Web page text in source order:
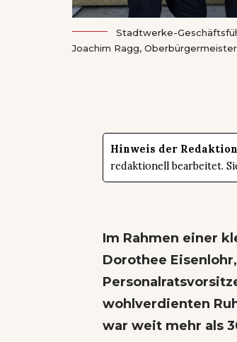
Stadtwerke-
Joachim Ragg,
Hinweis der
redaktionell bearbeitet.
Im Rahmen einer
Dorothee
wohlverdienten
war weit mehr als